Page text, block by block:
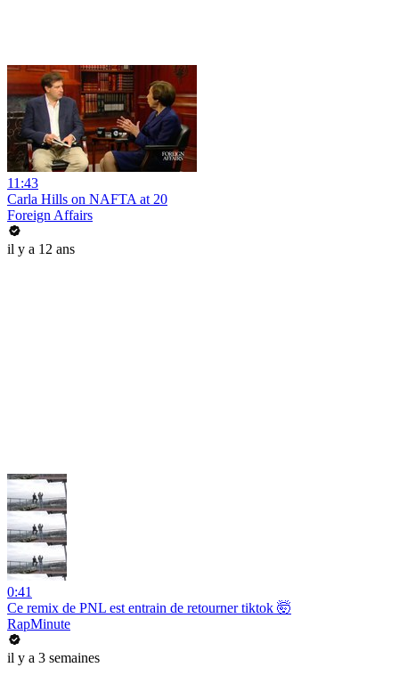
11:43
Carla Hills on NAFTA at 20
Foreign Affairs
il y a 12 ans
0:41
Ce remix de PNL est entrain de retourner tiktok 🤯
RapMinute
il y a 3 semaines